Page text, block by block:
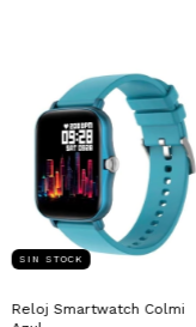
SIN STOCK
Reloj Smartwatch Colmi